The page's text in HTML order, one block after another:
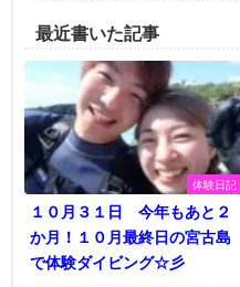
最近書いた記事
体験日記
１０月３１日 今年もあと２
か月！１０月最終日の宮古島
で体験ダイビング☆彡